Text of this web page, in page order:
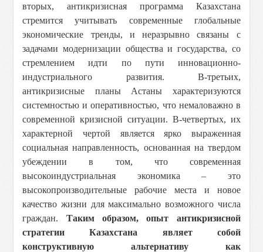
вторых, антикризисная программа Казахстана
стремится учитывать современные глобальные
экономические тренды, и неразрывно связаны с
задачами модернизации общества и государства, со
стремлением идти по пути инновационно-
индустриального развития. В-третьих,
антикризисные планы Астаны характеризуются
системностью и оперативностью, что немаловажно в
современной кризисной ситуации. В-четвертых, их
характерной чертой является ярко выраженная
социальная направленность, основанная на твердом
убеждении в том, что современная
высокоиндустриальная экономика – это
высокопроизводительные рабочие места и новое
качество жизни для максимально возможного числа
граждан. Таким образом, опыт антикризисной
стратегии Казахстана являет собой
конструктивную альтернативу как